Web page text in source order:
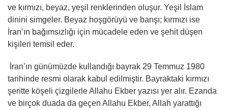
ve kırmızı, beyaz, yeşil renklerinden oluşur. Yeşil İslam
dinini simgeler. Beyaz hoşgörüyü ve barışı; kırmızı ise
İran’ın bağımsızlığı için mücadele eden ve şehit düşen
kişileri temsil eder.
İran’ın günümüzde kullandığı bayrak 29 Temmuz 1980
tarihinde resmi olarak kabul edilmiştir. Bayraktaki kırmızı
şeritte köşeli çizgilerle Allahu Ekber yazısı yer alır. Ezanda
ve birçok duada da geçen Allahu Ekber, Allah yarattığı